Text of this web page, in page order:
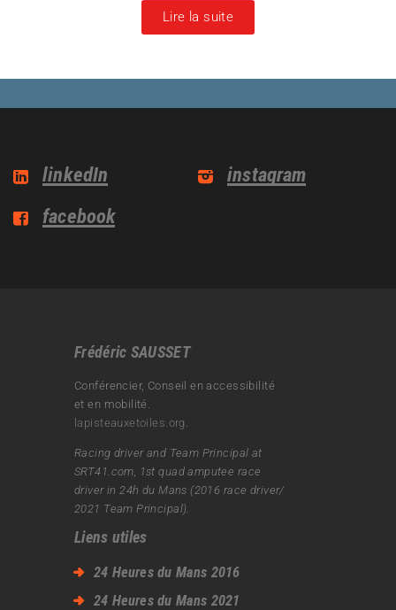
Lire la suite
linkedIn
instagram
facebook
Frédéric SAUSSET
Conférencier, Conseil en accessibilité
et en mobilité.
lapisteauxetoiles.org
Racing driver and Team Principal at
SRT41.com, 1st quad amputee race
driver in 24h du Mans (2016 race driver/
2021 Team Principal).
Liens utiles
24 Heures du Mans 2016
24 Heures du Mans 2021